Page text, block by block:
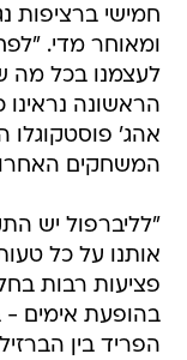
חמישי ברציפות
ומאוחר מדי.
לעצמנו בכל מה
הראשונה
אהג'
המשחקים
"לליברפול יש
אותנו על כל
פציעות רבות
בהופעת אימים -
הפריד בין